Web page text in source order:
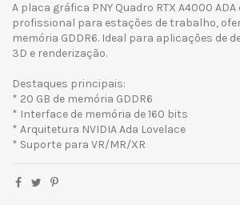
A placa gráfica PNY Quadro RTX A4000
profissional para estações de trabalho,
memória GDDR6. Ideal para aplicações de
3D e renderização.
Destaques principais:
* 20 GB de memória GDDR6
* Interface de memória de 160 bits
* Arquitetura NVIDIA Ada Lovelace
* Suporte para VR/MR/XR